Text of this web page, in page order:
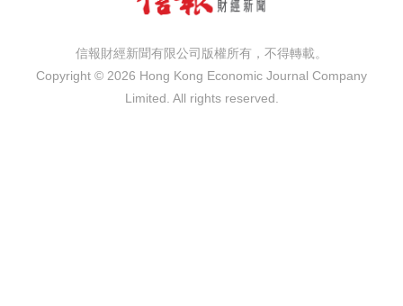
信報財經新聞有限公司版權所有，不得轉載。
Copyright © 2026 Hong Kong Economic Journal Company
Limited. All rights reserved.